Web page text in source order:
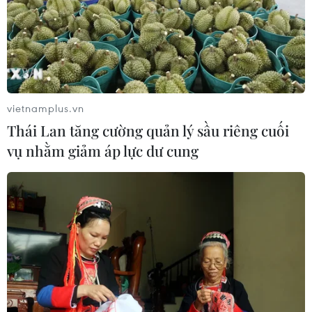
Tiến "Bịp" hầu tòa trong vụ
án tổ chức sử dụng trái
phép chất ma túy
07/08/2026 04:40
Nhanh chóng hoàn thiện
dự án kết nối vùng, sân bay
Long Thành
06/08/2026 15:07
Nhận định Việt Nam vs
Campuchia: Vì sao thầy trò
HLV Kim Sang-sik cần
giành ngôi đầu bảng?
06/08/2026 11:05
90% thu nhận mẫu ADN
thân nhân liệt sỹ
06/08/2026 11:01
vietnamplus.vn
Thái Lan tăng cường quản lý sầu riêng cuối
vụ nhằm giảm áp lực dư cung